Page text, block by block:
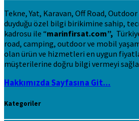
Tekne, Yat, Karavan, Off Road,
duyduğu özel bilgi birikimine sahip,
kadrosu ile “marinfirsat.com”,
road, camping, outdoor ve mobil
olan ürün ve hizmetleri en uygun
müşterilerine doğru bilgi vermeyi
Hakkımızda Sayfasına Git...
Kategoriler